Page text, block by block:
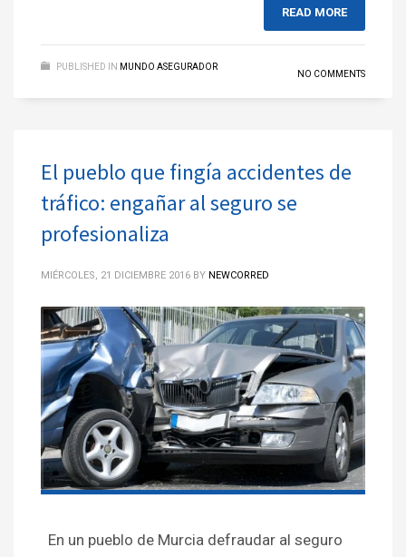
READ MORE
PUBLISHED IN MUNDO ASEGURADOR
NO COMMENTS
El pueblo que fingía accidentes de
tráfico: engañar al seguro se
profesionaliza
MIÉRCOLES, 21 DICIEMBRE 2016 BY NEWCORRED
En un pueblo de Murcia defraudar al seguro